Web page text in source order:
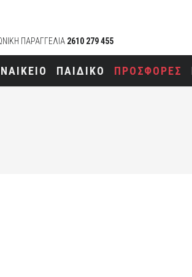
ΠΑΡΑΓΓΕΛΙΑ 2610 279 455
ΠΑΙΔΙΚΟ ΠΡΟΣΦΟΡΕΣ